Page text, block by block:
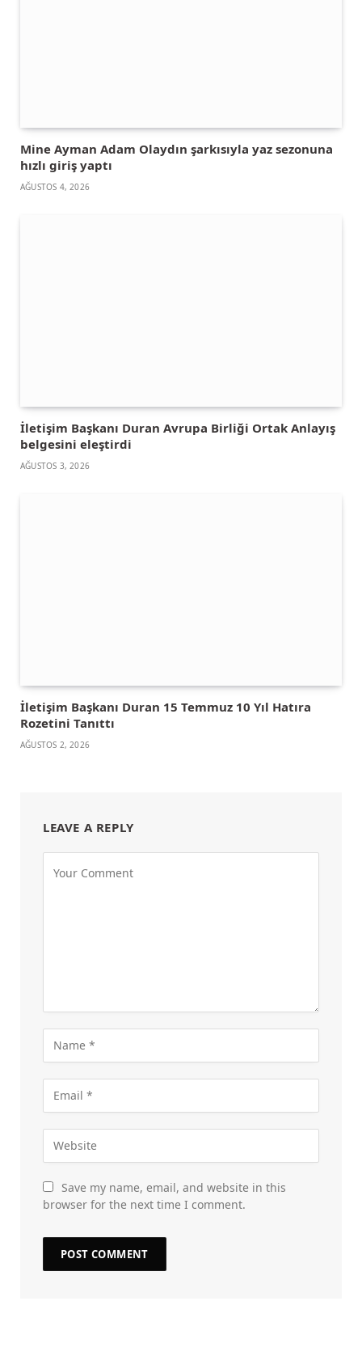
Mine Ayman Adam Olaydın şarkısıyla yaz sezonuna
hızlı giriş yaptı
AĞUSTOS 4, 2026
İletişim Başkanı Duran Avrupa Birliği Ortak Anlayış
belgesini eleştirdi
AĞUSTOS 3, 2026
İletişim Başkanı Duran 15 Temmuz 10 Yıl Hatıra
Rozetini Tanıttı
AĞUSTOS 2, 2026
LEAVE A REPLY
Save my name, email, and website in this
browser for the next time I comment.